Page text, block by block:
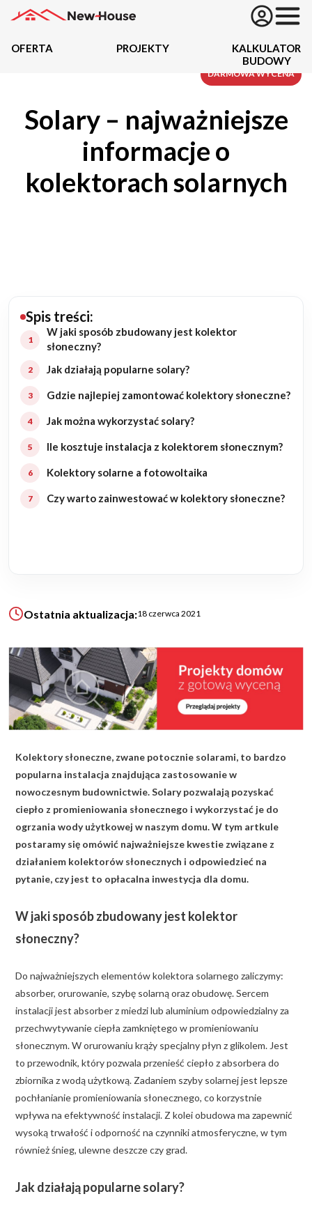
Oferta
Kredyty
Budowa domu
Rezydencje
Remonty
Budynki biurowe
Ogrody
KALKULATOR BUDOWY
BLOG
O NAS
KONAKT
ZAPISZ SIĘ
OFERTA PROJEKTY
KALKULATOR
BUDOWY
Solary – najważniejsze
informacje o
kolektorach solarnych
Spis treści:
W jaki sposób zbudowany jest kolektor
słoneczny?
Jak działają popularne solary?
Gdzie najlepiej zamontować kolektory słoneczne?
Jak można wykorzystać solary?
Ile kosztuje instalacja z kolektorem słonecznym?
Kolektory solarne a fotowoltaika
Czy warto zainwestować w kolektory słoneczne?
Ostatnia aktualizacja:18 czerwca 2021
Kolektory słoneczne, zwane potocznie solarami, to bardzo
popularna instalacja znajdująca zastosowanie w
nowoczesnym budownictwie. Solary pozwalają pozyskać
ciepło z promieniowania słonecznego i wykorzystać je do
ogrzania wody użytkowej w naszym domu. W tym artkule
postaramy się omówić najważniejsze kwestie związane z
działaniem kolektorów słonecznych i odpowiedzieć na
pytanie, czy jest to opłacalna inwestycja dla domu.
W jaki sposób zbudowany jest kolektor
słoneczny?
Do najważniejszych elementów kolektora solarnego zaliczymy:
absorber, orurowanie, szybę solarną oraz obudowę. Sercem
instalacji jest absorber z miedzi lub aluminium odpowiedzialny za
przechwytywanie ciepła zamkniętego w promieniowaniu
słonecznym. W orurowaniu krąży specjalny płyn z glikolem. Jest
to przewodnik, który pozwala przenieść ciepło z absorbera do
zbiornika z wodą użytkową. Zadaniem szyby solarnej jest lepsze
pochłanianie promieniowania słonecznego, co korzystnie
wpływa na efektywność instalacji. Z kolei obudowa ma zapewnić
wysoką trwałość i odporność na czynniki atmosferyczne, w tym
również śnieg, ulewne deszcze czy grad.
Jak działają popularne solary?
DARMOWA WYCENA